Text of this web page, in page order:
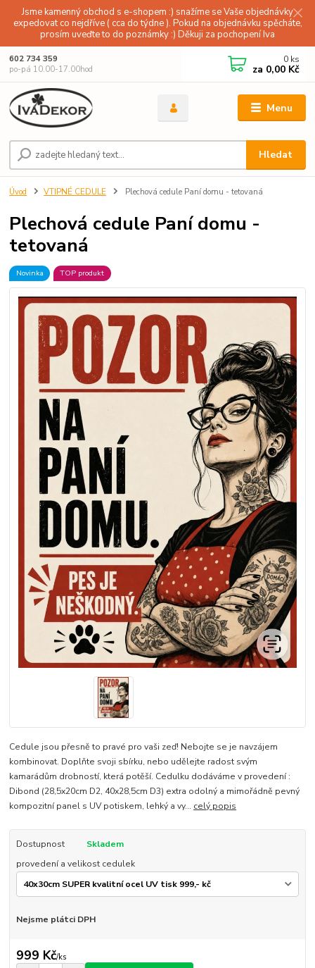
Jsme kamenný obchod s e-shopem :) snažíme se Vaše objednávky
expedovat co nejdříve ( cca do týdne ). Pokud na objednávku spěcháte,
prosím uveďte to do poznámky :) Děkuji za pochopení Iva
Menu
Hledat
602 734 359
po-pá 10.00-17.00hod
0 ks
za 0,00 Kč
Úvod VTIPNÉ CEDULE Plechová cedule Paní domu - tetovaná
Plechová cedule Paní domu -
tetovaná
Novinka TOP produkt
Cedule jsou přesně to pravé pro vaši zeď! Nebojte se je navzájem
kombinovat. Doplňte svoji sbírku, nebo udělejte radost svým
kamarádům drobností, která potěší. Cedulku dodáváme v provedení :
Dibond (28,5x20cm D2, 40x28,5cm D3) extra odolný a mimořádně pevný
kompozitní panel s UV potiskem, lehký a vy... celý popis
Dostupnost
Skladem
provedení a velikost cedulek
Nejsme plátci DPH
999 Kč/ks